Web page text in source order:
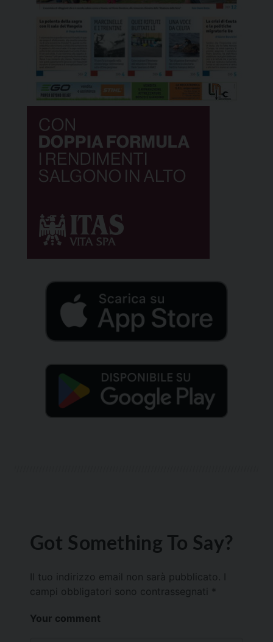
Got Something To Say?
Il tuo indirizzo email non sarà pubblicato.
campi obbligatori sono contrassegnati *
Your comment